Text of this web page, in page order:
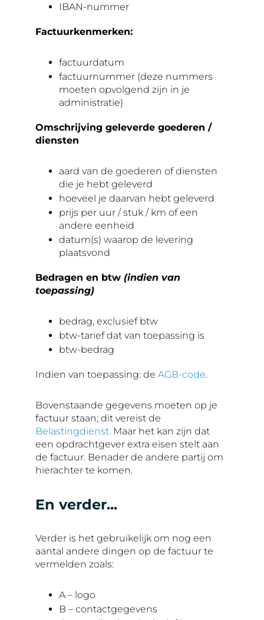
IBAN-nummer
Factuurkenmerken:
factuurdatum
factuurnummer (deze nummers
moeten opvolgend zijn in je
administratie)
Omschrijving geleverde goederen /
diensten
aard van de goederen of diensten
die je hebt geleverd
hoeveel je daarvan hebt geleverd
prijs per uur / stuk / km of een
andere eenheid
datum(s) waarop de levering
plaatsvond
Bedragen en btw (indien van
toepassing)
bedrag, exclusief btw
btw-tarief dat van toepassing is
btw-bedrag
Indien van toepassing: de AGB-code.
Bovenstaande gegevens moeten op je
factuur staan; dit vereist de
Belastingdienst. Maar het kan zijn dat
een opdrachtgever extra eisen stelt aan
de factuur. Benader de andere partij om
hierachter te komen.
En verder...
Verder is het gebruikelijk om nog een
aantal andere dingen op de factuur te
vermelden zoals:
A – logo
B – contactgegevens